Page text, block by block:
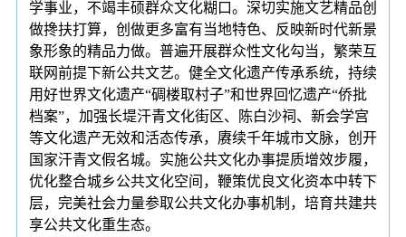
学事业，不竭丰硕群众文化糊口。深切实施文艺精品创
做搀扶打算，创做更多富有当地特色、反映新时代新景
象形象的精品力做。普遍开展群众性文化勾当，繁荣互
联网前提下新公共文艺。健全文化遗产传承系统，持续
用好世界文化遗产“碉楼取村子”和世界回忆遗产“侨批
档案”，加强长堤汗青文化街区、陈白沙祠、新会学宫
等文化遗产无效和活态传承，赓续千年城市文脉，创开
国家汗青文假名城。实施公共文化办事提质增效步履，
优化整合城乡公共文化空间，鞭策优良文化资本中转下
层，完美社会力量参取公共文化办事机制，培育共建共
享公共文化重生态。